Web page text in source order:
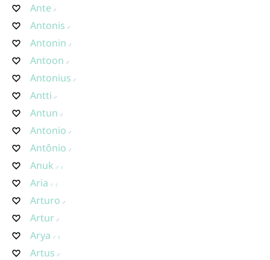
Ante
Antonis
Antonin
Antoon
Antonius
Antti
Antun
Antonio
Antônio
Anuk
Aria
Arturo
Artur
Arya
Artus